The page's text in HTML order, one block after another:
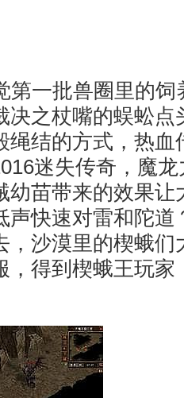
第一批兽圈里的饲
决之杖嘴的蜈蚣点
绳结的方式，热血
迷失传奇，魔
幼苗带来的效果让
声快速对雷和陀道
，沙漠里的楔蛾们
，得到楔蛾王玩家